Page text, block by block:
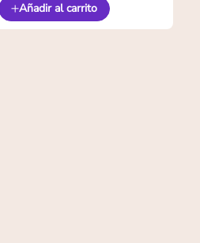
Añadir al carrito